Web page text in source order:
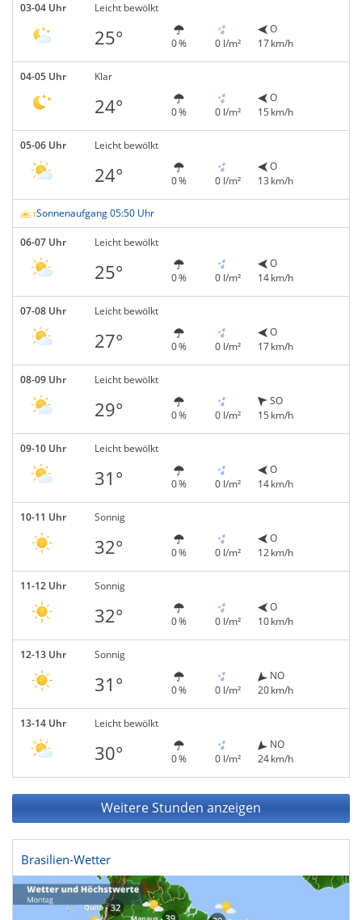
03-04 Uhr Leicht bewölkt
25° 0 % 0 l/m²
O
17 km/h
04-05 Uhr Klar
24° 0 % 0 l/m²
O
15 km/h
05-06 Uhr Leicht bewölkt
24° 0 % 0 l/m²
O
13 km/h
Sonnenaufgang 05:50 Uhr
06-07 Uhr Leicht bewölkt
25° 0 % 0 l/m²
O
14 km/h
07-08 Uhr Leicht bewölkt
27° 0 % 0 l/m²
O
17 km/h
08-09 Uhr Leicht bewölkt
29° 0 % 0 l/m²
SO
15 km/h
09-10 Uhr Leicht bewölkt
31° 0 % 0 l/m²
O
14 km/h
10-11 Uhr Sonnig
32° 0 % 0 l/m²
O
12 km/h
11-12 Uhr Sonnig
32° 0 % 0 l/m²
O
10 km/h
12-13 Uhr Sonnig
31° 0 % 0 l/m²
NO
20 km/h
13-14 Uhr Leicht bewölkt
30° 0 % 0 l/m²
NO
24 km/h
Weitere Stunden anzeigen
Brasilien-Wetter